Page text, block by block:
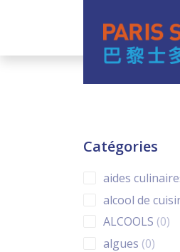
Navigation
Catégories
aides
alcool de
ALCOOLS 00
algues 00